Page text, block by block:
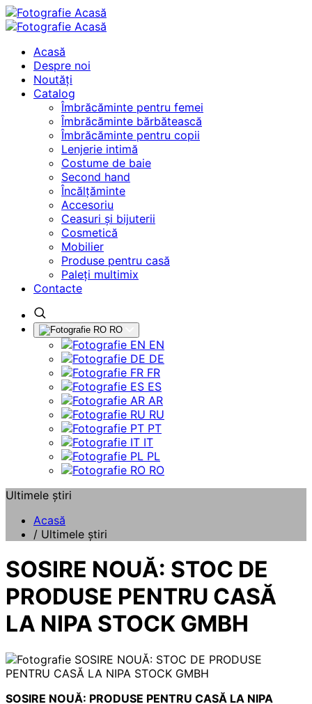
Acasă
Despre noi
Noutăți
Catalog
Îmbrăcăminte pentru femei
Îmbrăcăminte bărbătească
Îmbrăcăminte pentru copii
Lenjerie intimă
Costume de baie
Second hand
Încălțăminte
Accesoriu
Ceasuri și bijuterii
Cosmetică
Mobilier
Produse pentru casă
Paleți multimix
Contacte
RO
EN
DE
FR
ES
AR
RU
PT
IT
PL
RO
Ultimele știri
Acasă
/ Ultimele știri
SOSIRE NOUĂ: STOC DE
PRODUSE PENTRU CASĂ
LA NIPA STOCK GMBH
SOSIRE NOUĂ: PRODUSE PENTRU CASĂ LA NIPA